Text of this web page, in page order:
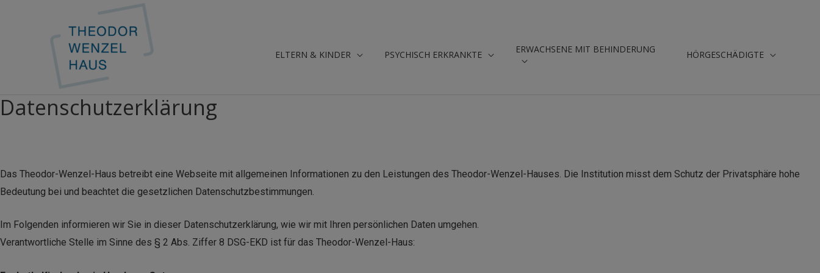
ELTERN & KINDER PSYCHISCH ERKRANKTE ERWACHSENE MIT BEHINDERUNG HÖRGESCHÄDIGTE
Datenschutzerklärung
Das Theodor-Wenzel-Haus betreibt eine Webseite mit allgemeinen Informationen zu den Leistungen des Theodor-Wenzel-Hauses. Die Institution misst dem Schutz der Privatsphäre hohe
Bedeutung bei und beachtet die gesetzlichen Datenschutzbestimmungen.
Im Folgenden informieren wir Sie in dieser Datenschutzerklärung, wie wir mit Ihren persönlichen Daten umgehen.
Verantwortliche Stelle im Sinne des § 2 Abs. Ziffer 8 DSG-EKD ist für das Theodor-Wenzel-Haus: